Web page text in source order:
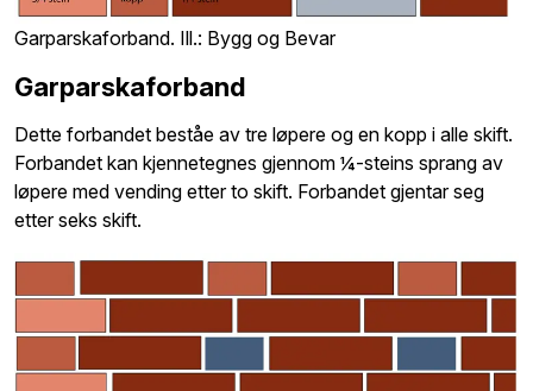
Garparskaforband. Ill.: Bygg og Bevar
Garparskaforband
Dette forbandet beståe av tre løpere og en kopp i alle skift.
Forbandet kan kjennetegnes gjennom ¼-steins sprang av
løpere med vending etter to skift. Forbandet gjentar seg
etter seks skift.